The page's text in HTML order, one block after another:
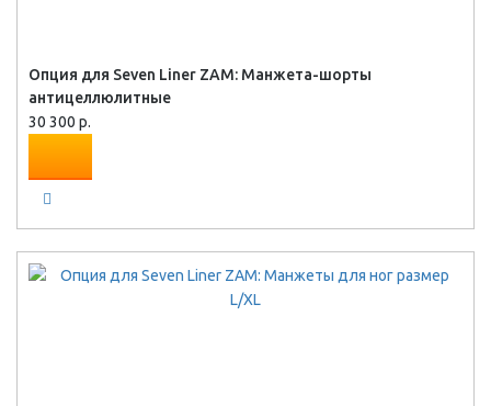
Опция для Seven Liner ZAM: Манжета-шорты
антицеллюлитные
30 300 р.